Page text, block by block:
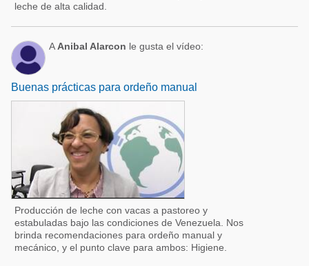
leche de alta calidad.
A Anibal Alarcon le gusta el vídeo:
Buenas prácticas para ordeño manual
Producción de leche con vacas a pastoreo y
estabuladas bajo las condiciones de Venezuela. Nos
brinda recomendaciones para ordeño manual y
mecánico, y el punto clave para ambos: Higiene.